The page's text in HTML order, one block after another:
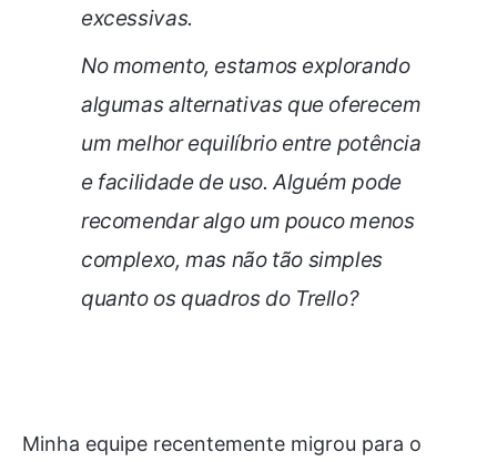
excessivas.
No momento, estamos explorando
algumas alternativas que oferecem
um melhor equilíbrio entre potência
e facilidade de uso. Alguém pode
recomendar algo um pouco menos
complexo, mas não tão simples
quanto os quadros do Trello?
Minha equipe recentemente migrou para o